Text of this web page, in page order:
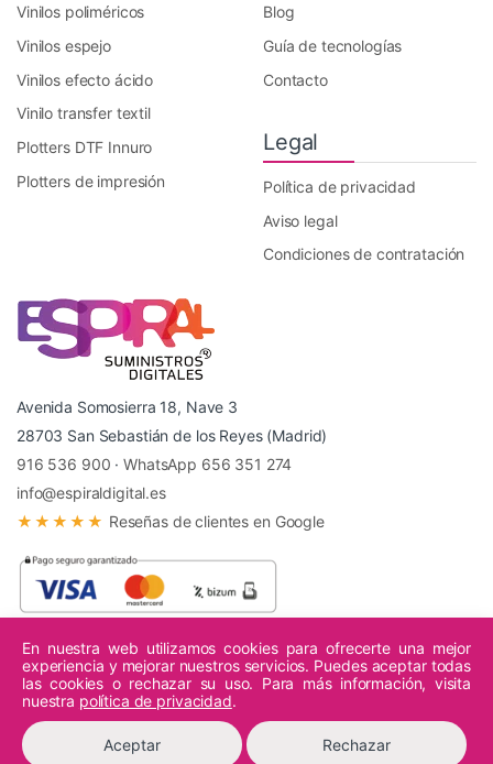
Vinilos poliméricos
Vinilos espejo
Vinilos efecto ácido
Vinilo transfer textil
Plotters DTF Innuro
Plotters de impresión
Blog
Guía de tecnologías
Contacto
Legal
Política de privacidad
Aviso legal
Condiciones de contratación
Avenida Somosierra 18, Nave 3
28703 San Sebastián de los Reyes (Madrid)
916 536 900 ·WhatsApp 656 351 274
info@espiraldigital.es
★★★★★ Reseñas de clientes en Google
© 2026 Espiral Digital - Todos los derechos reservados.
En nuestra web utilizamos cookies para ofrecerte una mejor
experiencia y mejorar nuestros servicios. Puedes aceptar todas
las cookies o rechazar su uso. Para más información, visita
nuestra política de privacidad.
Aceptar Rechazar